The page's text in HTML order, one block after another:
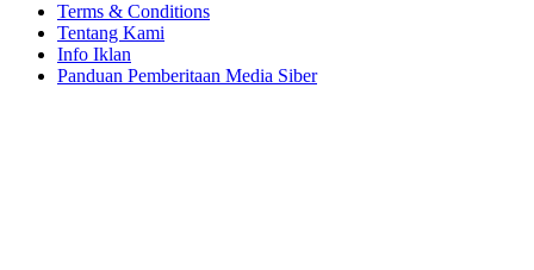
Terms & Conditions
Tentang Kami
Info Iklan
Panduan Pemberitaan Media Siber